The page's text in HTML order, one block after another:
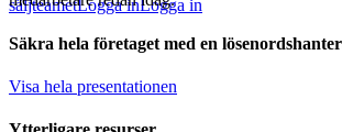
säljteametLogga inLogga in
Säkra hela företaget med en
Visa hela presentationen